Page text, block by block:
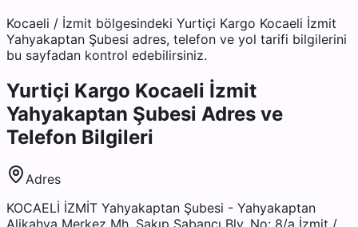
Kocaeli / İzmit bölgesindeki Yurtiçi Kargo Kocaeli İzmit
Yahyakaptan Şubesi adres, telefon ve yol tarifi bilgilerini
bu sayfadan kontrol edebilirsiniz.
Yurtiçi Kargo Kocaeli İzmit
Yahyakaptan Şubesi Adres ve
Telefon Bilgileri
Adres
KOCAELİ İZMİT Yahyakaptan Şubesi - Yahyakaptan
Alikahya Merkez Mh. Sakıp Sabancı Blv. No: 8/a İzmit /